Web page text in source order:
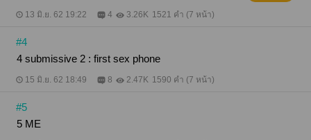
13 มิ.ย. 62 19:22 4 3.26K 1521 คำ (7 หน้า)
#4
4 submissive 2 : first sex phone
15 มิ.ย. 62 18:49 8 2.47K 1590 คำ (7 หน้า)
#5
5 ME